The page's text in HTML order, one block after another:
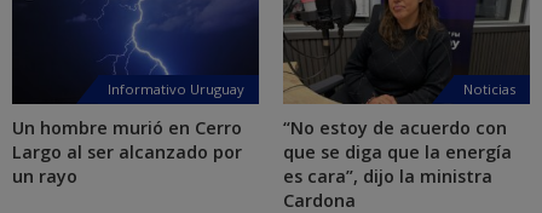
Informativo Uruguay
Un hombre murió en Cerro
Largo al ser alcanzado por
un rayo
Noticias
“No estoy de acuerdo con
que se diga que la energía
es cara”, dijo la ministra
Cardona